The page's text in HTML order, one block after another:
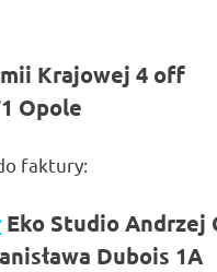
Krajowej 4 off
Opole
faktury:
Eko Studio Andrzej
Dubois 1A